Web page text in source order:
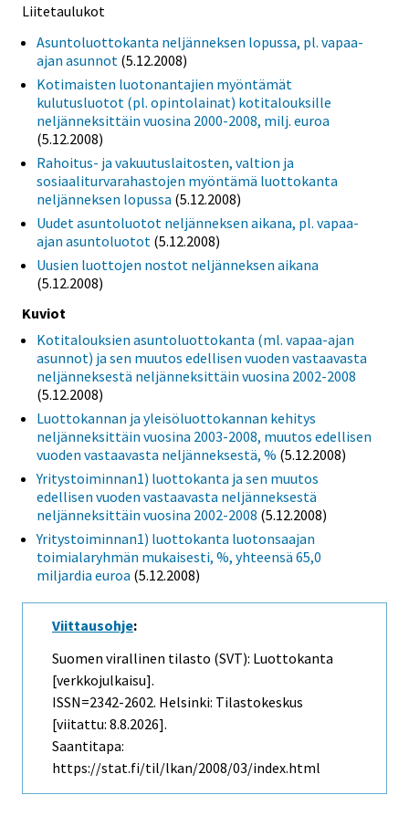
Liitetaulukot
Asuntoluottokanta neljänneksen lopussa, pl. vapaa-
ajan asunnot (5.12.2008)
Kotimaisten luotonantajien myöntämät
kulutusluotot (pl. opintolainat) kotitalouksille
neljänneksittäin vuosina 2000-2008, milj. euroa
(5.12.2008)
Rahoitus- ja vakuutuslaitosten, valtion ja
sosiaaliturvarahastojen myöntämä luottokanta
neljänneksen lopussa (5.12.2008)
Uudet asuntoluotot neljänneksen aikana, pl. vapaa-
ajan asuntoluotot (5.12.2008)
Uusien luottojen nostot neljänneksen aikana
(5.12.2008)
Kuviot
Kotitalouksien asuntoluottokanta (ml. vapaa-ajan
asunnot) ja sen muutos edellisen vuoden vastaavasta
neljänneksestä neljänneksittäin vuosina 2002-2008
(5.12.2008)
Luottokannan ja yleisöluottokannan kehitys
neljänneksittäin vuosina 2003-2008, muutos edellisen
vuoden vastaavasta neljänneksestä, % (5.12.2008)
Yritystoiminnan1) luottokanta ja sen muutos
edellisen vuoden vastaavasta neljänneksestä
neljänneksittäin vuosina 2002-2008 (5.12.2008)
Yritystoiminnan1) luottokanta luotonsaajan
toimialaryhmän mukaisesti, %, yhteensä 65,0
miljardia euroa (5.12.2008)
Viittausohje:
Suomen virallinen tilasto (SVT): Luottokanta
[verkkojulkaisu].
ISSN=2342-2602. Helsinki: Tilastokeskus
[viitattu: 8.8.2026].
Saantitapa:
https://stat.fi/til/lkan/2008/03/index.html